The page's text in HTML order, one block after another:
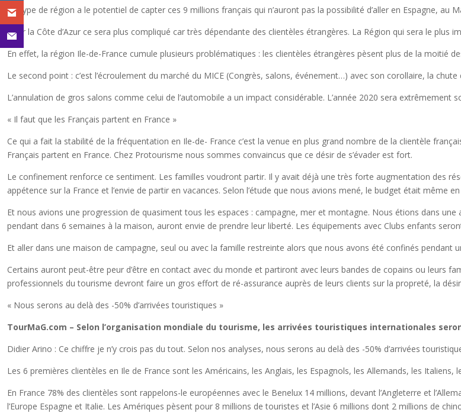
Ce type de région a le potentiel de capter ces 9 millions français qui n’auront pas la possibilité d’aller en Espagne, au
Pour la Côte d’Azur ce sera plus compliqué car très dépendante des clientèles étrangères. La Région qui sera le plus
En effet, la région Ile-de-France cumule plusieurs problématiques : les clientèles étrangères pèsent plus de la moitié
Le second point : c’est l’écroulement du marché du MICE (Congrès, salons, événement…) avec son corollaire, la
L’annulation de gros salons comme celui de l’automobile a un impact considérable. L’année 2020 sera extrêmement
« Il faut que les Français partent en France »
Ce qui a fait la stabilité de la fréquentation en Ile-de- France c’est la venue en plus grand nombre de la clientèle
Français partent en France. Chez Protourisme nous sommes convaincus que ce désir de s’évader est fort.
Le confinement renforce ce sentiment. Les familles voudront partir. Il y avait déjà une très forte augmentation des
appétence sur la France et l’envie de partir en vacances. Selon l’étude que nous avions mené, le budget était même
Et nous avions une progression de quasiment tous les espaces : campagne, mer et montagne. Nous étions dans
pendant dans 6 semaines à la maison, auront envie de prendre leur liberté. Les équipements avec Clubs enfants
Et aller dans une maison de campagne, seul ou avec la famille restreinte alors que nous avons été confinés pendant
Certains auront peut-être peur d’être en contact avec du monde et partiront avec leurs bandes de copains ou leurs
professionnels du tourisme devront faire un gros effort de ré-assurance auprès de leurs clients sur la propreté, la
« Nous serons au delà des -50% d’arrivées touristiques »
TourMaG.com – Selon l’organisation mondiale du tourisme, les arrivées touristiques internationales
Didier Arino : Ce chiffre je n’y crois pas du tout. Selon nos analyses, nous serons au delà des -50% d’arrivées
Les 6 premières clientèles en Ile de France sont les Américains, les Anglais, les Espagnols, les Allemands, les Italiens,
En France 78% des clientèles sont rappelons-le européennes avec le Benelux 14 millions, devant l’Angleterre et
l’Europe Espagne et Italie. Les Amériques pèsent pour 8 millions de touristes et l’Asie 6 millions dont 2 millions de